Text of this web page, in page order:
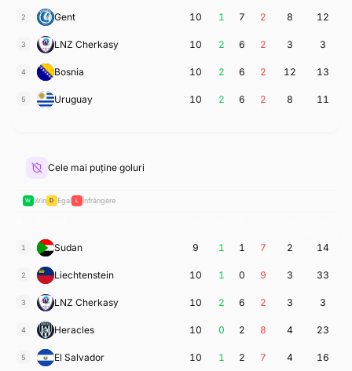
2 Gent 10 1 7 2 8 12
3 LNZ Cherkasy 10 2 6 2 3 3
4 Bosnia 10 2 6 2 12 13
5 Uruguay 10 2 6 2 8 11
Cele mai puține goluri
W Win D Egal L Înfrângere
1 Sudan 9 1 1 7 2 14
2 Liechtenstein 10 1 0 9 3 33
3 LNZ Cherkasy 10 2 6 2 3 3
4 Heracles 10 0 2 8 4 23
5 El Salvador 10 1 2 7 4 16